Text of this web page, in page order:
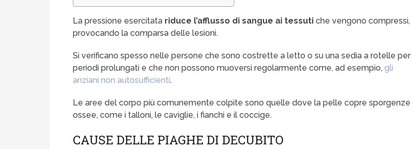
La pressione esercitata riduce l’afflusso di sangue ai tessuti che vengono compressi,
provocando la comparsa delle lesioni.
Si verificano spesso nelle persone che sono costrette a letto o su una sedia a rotelle per
periodi prolungati e che non possono muoversi regolarmente come, ad esempio,gli
anziani non autosufficienti.
Le aree del corpo più comunemente colpite sono quelle dove la pelle copre sporgenze
ossee, come i talloni, le caviglie, i fianchi e il coccige.
CAUSE DELLE PIAGHE DI DECUBITO